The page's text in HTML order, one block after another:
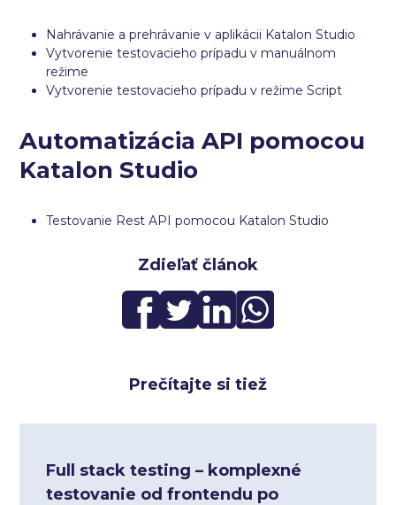
Zdieľať článok
Nahrávanie a prehrávanie v aplikácii Katalon Studio
Vytvorenie testovacieho prípadu v manuálnom
režime
Vytvorenie testovacieho prípadu v režime Script
Automatizácia API pomocou
Katalon Studio
Testovanie Rest API pomocou Katalon Studio
Prečítajte si tiež
Full stack testing – komplexné
testovanie od frontendu po